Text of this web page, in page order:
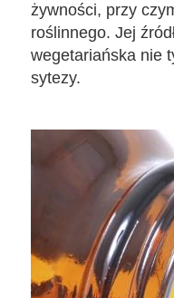
żywności, przy
roślinnego. Jej
wegetariańska nie
sytezy.